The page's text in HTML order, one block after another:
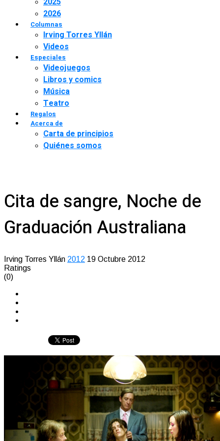
2026
Columnas
Irving Torres Yllán
Videos
Especiales
Videojuegos
Libros y comics
Música
Teatro
Regalos
Acerca de
Carta de principios
Quiénes somos
Cita de sangre, Noche de
Graduación Australiana
Irving Torres Yllán 2012 19 Octubre 2012
Ratings
(0)